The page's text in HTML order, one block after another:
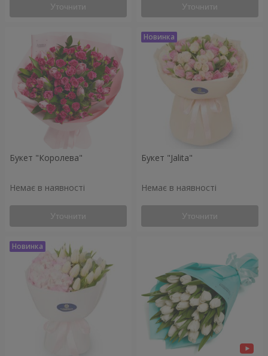
Уточнити Уточнити
Букет "Королева"
Немає в наявності
Уточнити
Букет "Jalita"
Немає в наявності
Уточнити